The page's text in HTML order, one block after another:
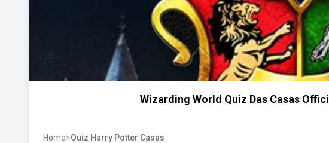
Wizarding World Quiz Das Casas
Home>Quiz Harry Potter Casas